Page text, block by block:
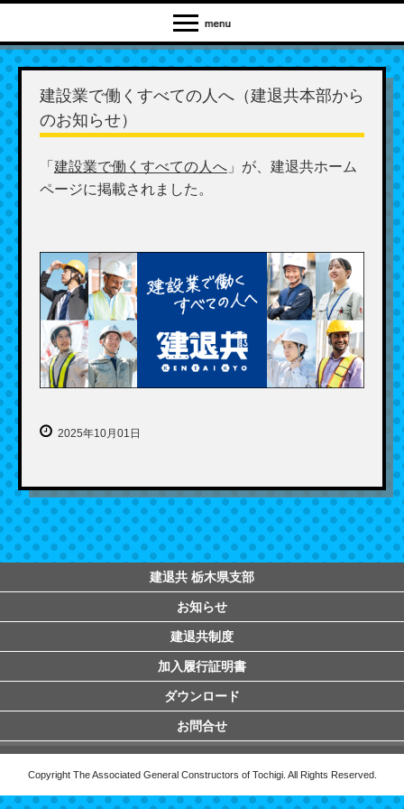
建設業で働くすべての人へ（建退共本部から
のお知らせ）
「 建設業で働くすべての人へ 」が、建退共ホーム
ページに掲載されました。
2025年10月01日
建退共 栃木県支部
お知らせ
建退共制度
加入履行証明書
ダウンロード
お問合せ
Copyright The Associated General Constructors of Tochigi. All Rights Reserved.